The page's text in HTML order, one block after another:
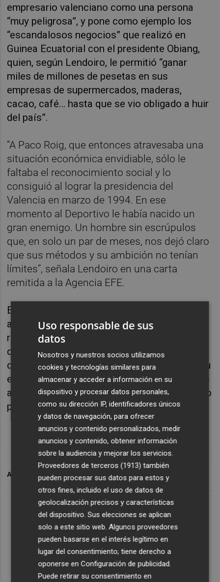
empresario valenciano como una persona
“muy peligrosa”, y pone como ejemplo los
“escandalosos negocios” que realizó en
Guinea Ecuatorial con el presidente Obiang,
quien, según Lendoiro, le permitió “ganar
miles de millones de pesetas en sus
empresas de supermercados, maderas,
cacao, café… hasta que se vio obligado a huir
del país”.
“A Paco Roig, que entonces atravesaba una
situación económica envidiable, sólo le
faltaba el reconocimiento social y lo
consiguió al lograr la presidencia del
Valencia en marzo de 1994. En ese
momento al Deportivo le había nacido un
gran enemigo. Un hombre sin escrúpulos
que, en solo un par de meses, nos dejó claro
que sus métodos y su ambición no tenían
límites”, señala Lendoiro en una carta
remitida a la Agencia EFE.
El exdirigente del SuperDepor también acusa
a los futbolistas del Valencia 1993-94 de
repartirse “en las cercanías de Paterna” el
dinero que recibieron “en un área de servicio
de la autopista AP-7” del FC Barcelona por su
empate en Riazor, donde empataron sin goles
ante el SuperDepor, que lloró el penalti fallado
por Djukic ante González.
ARCHIVADO EN
Uso responsable de sus
datos
Nosotros y nuestros socios utilizamos
cookies y tecnologías similares para
almacenar y acceder a información en su
dispositivo y procesar datos personales,
como su dirección IP, identificadores únicos
y datos de navegación, para ofrecer
anuncios y contenido personalizados, medir
anuncios y contenido, obtener información
sobre la audiencia y mejorar los servicios.
Proveedores de terceros (1913) también
pueden procesar sus datos para estos y
otros fines, incluido el uso de datos de
geolocalización precisos y características
del dispositivo. Sus elecciones se aplican
solo a este sitio web. Algunos proveedores
pueden basarse en el interés legítimo en
lugar del consentimiento; tiene derecho a
oponerse enConfiguración de publicidad
Puede retirar su consentimiento en